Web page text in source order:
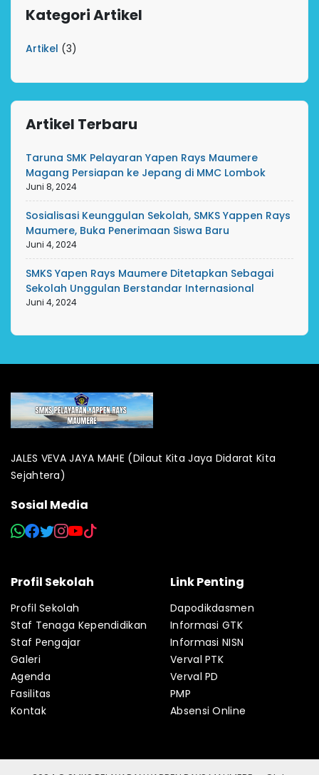
Kategori Artikel
Artikel (3)
Artikel Terbaru
Taruna SMK Pelayaran Yapen Rays Maumere
Magang Persiapan ke Jepang di MMC Lombok
Juni 8, 2024
Sosialisasi Keunggulan Sekolah, SMKS Yappen Rays
Maumere, Buka Penerimaan Siswa Baru
Juni 4, 2024
SMKS Yapen Rays Maumere Ditetapkan Sebagai
Sekolah Unggulan Berstandar Internasional
Juni 4, 2024
JALES VEVA JAYA MAHE (Dilaut Kita Jaya Didarat Kita
Sejahtera)
Sosial Media
Profil Sekolah
Profil Sekolah
Staf Tenaga Kependidikan
Staf Pengajar
Galeri
Agenda
Fasilitas
Kontak
Link Penting
Dapodikdasmen
Informasi GTK
Informasi NISN
Verval PTK
Verval PD
PMP
Absensi Online